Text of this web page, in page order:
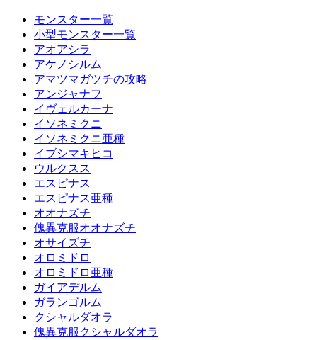
モンスター一覧
小型モンスター一覧
アオアシラ
アケノシルム
アマツマガツチの攻略
アンジャナフ
イヴェルカーナ
イソネミクニ
イソネミクニ亜種
イブシマキヒコ
ウルクスス
エスピナス
エスピナス亜種
オオナズチ
傀異克服オオナズチ
オサイズチ
オロミドロ
オロミドロ亜種
ガイアデルム
ガランゴルム
クシャルダオラ
傀異克服クシャルダオラ